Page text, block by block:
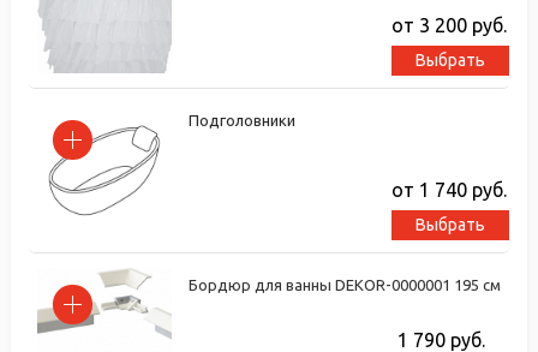
от 3 200 руб.
Выбрать
Подголовники
от 1 740 руб.
Выбрать
Бордюр для ванны DEKOR-0000001 195 см
1 790руб.